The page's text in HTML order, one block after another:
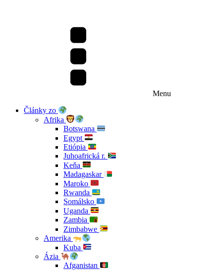
Menu
Články zo
Afrika
Botswana
Egypt
Etiópia
Juhoafrická r.
Keňa
Madagaskar
Maroko
Rwanda
Somálsko
Uganda
Zambia
Zimbabwe
Amerika
Kuba
Ázia
Afganistan